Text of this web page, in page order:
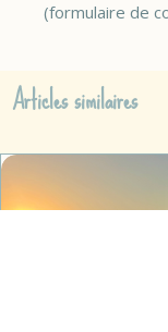
(formulaire de
Articles similaires